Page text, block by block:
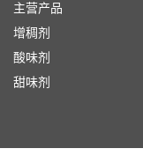
主营产品
增稠剂
酸味剂
甜味剂